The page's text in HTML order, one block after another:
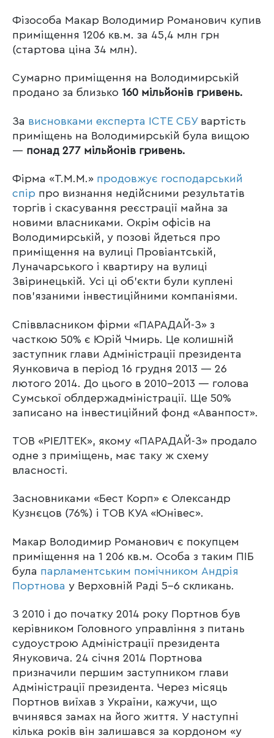
Фізособа Макар Володимир Романович купив
приміщення 1206 кв.м. за 45,4 млн грн
(стартова ціна 34 млн).
Сумарно приміщення на Володимирській
продано за близько 160 мільйонів гривень.
За висновками експерта ІСТЕ СБУвартість
приміщень на Володимирській була вищою
— понад 277 мільйонів гривень.
Фірма «Т.М.М.» продовжує господарський
спір про визнання недійсними результатів
торгів і скасування реєстрації майна за
новими власниками. Окрім офісів на
Володимирській, у позові йдеться про
приміщення на вулиці Провіантській,
Луначарського і квартиру на вулиці
Звіринецькій. Усі ці об’єкти були куплені
пов’язаними інвестиційними компаніями.
Співвласником фірми «ПАРАДАЙ-З» з
часткою 50% є Юрій Чмирь. Це колишній
заступник глави Адміністрації президента
Яунковича в період 16 грудня 2013 — 26
лютого 2014. До цього в 2010-2013 — голова
Сумської облдержадміністрації. Ще 50%
записано на інвестиційний фонд «Аванпост».
ТОВ «РІЕЛТЕК», якому «ПАРАДАЙ-З» продало
одне з приміщень, має таку ж схему
власності.
Засновниками «Бест Корп» є Олександр
Кузнєцов (76%) і ТОВ КУА «Юнівес».
Макар Володимир Романович є покупцем
приміщення на 1 206 кв.м. Особа з таким ПІБ
була парламентським помічником Андрія
Портнова у Верховній Раді 5-6 скликань.
З 2010 і до початку 2014 року Портнов був
керівником Головного управління з питань
судоустрою Адміністрації президента
Януковича. 24 січня 2014 Портнова
призначили першим заступником глави
Адміністрації президента. Через місяць
Портнов виїхав з України, кажучи, що
вчинявся замах на його життя. У наступні
кілька років він залишався за кордоном «у